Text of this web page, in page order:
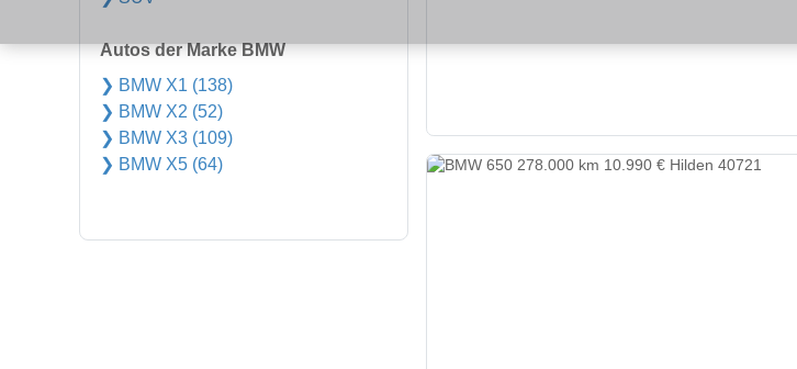
Autos der Marke BMW
❯ BMW X1 (138)
❯ BMW X2 (52)
❯ BMW X3 (109)
❯ BMW X5 (64)